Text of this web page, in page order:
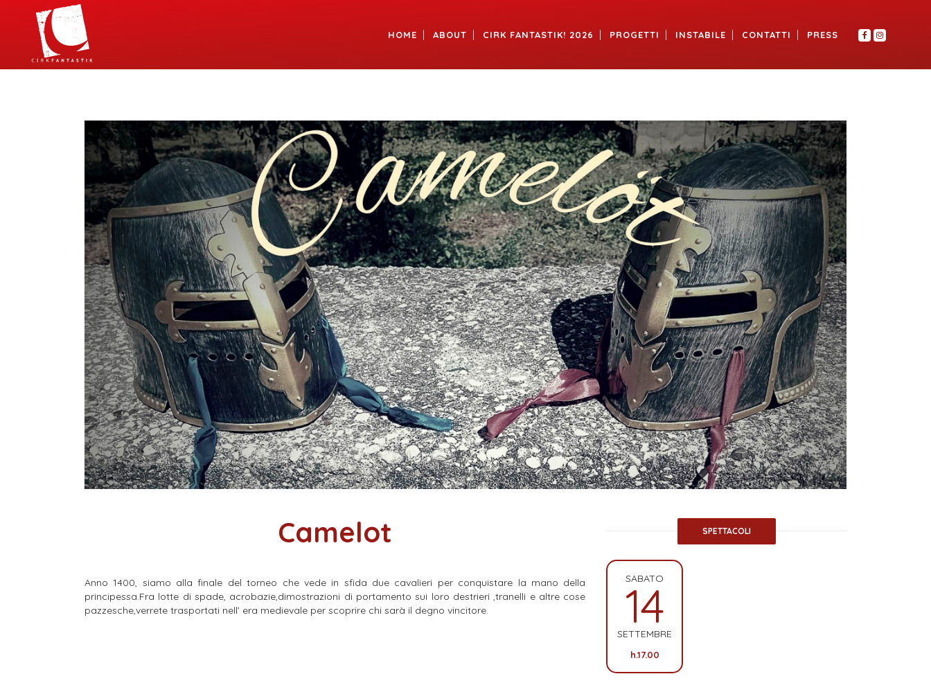
HOME ABOUT CIRK FANTASTIK! 2026 PROGETTI INSTABILE CONTATTI PRESS
Camelot
Anno 1400, siamo alla finale del torneo che vede in sfida due cavalieri per conquistare la mano della
principessa.Fra lotte di spade, acrobazie,dimostrazioni di portamento sui loro destrieri ,tranelli e altre cose
pazzesche,verrete trasportati nell’ era medievale per scoprire chi sarà il degno vincitore.
SPETTACOLI
SABATO
14
SETTEMBRE
h.17.00